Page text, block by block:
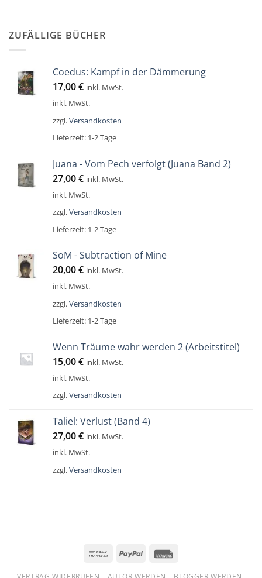
ZUFÄLLIGE BÜCHER
Coedus: Kampf in der Dämmerung
17,00€ inkl. MwSt.
inkl. MwSt.
zzgl.Versandkosten
Lieferzeit: 1-2 Tage
Juana - Vom Pech verfolgt (Juana Band 2)
27,00€ inkl. MwSt.
inkl. MwSt.
zzgl.Versandkosten
Lieferzeit: 1-2 Tage
SoM - Subtraction of Mine
20,00€ inkl. MwSt.
inkl. MwSt.
zzgl.Versandkosten
Lieferzeit: 1-2 Tage
Wenn Träume wahr werden 2 (Arbeitstitel)
15,00€ inkl. MwSt.
inkl. MwSt.
zzgl.Versandkosten
Taliel: Verlust (Band 4)
27,00€ inkl. MwSt.
inkl. MwSt.
zzgl.Versandkosten
Bank
PayPal